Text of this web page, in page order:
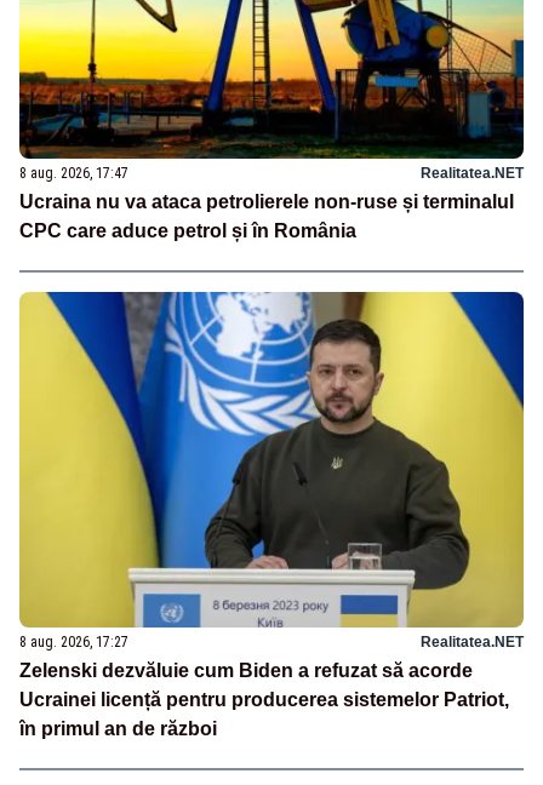
8 aug. 2026, 17:47 Realitatea.NET
Ucraina nu va ataca petrolierele non-ruse și terminalul
CPC care aduce petrol și în România
8 aug. 2026, 17:27 Realitatea.NET
Zelenski dezvăluie cum Biden a refuzat să acorde
Ucrainei licență pentru producerea sistemelor Patriot,
în primul an de război